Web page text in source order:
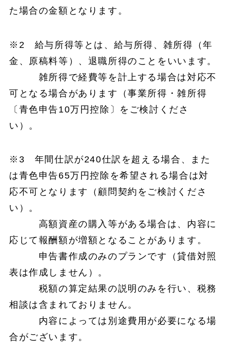
た場合の金額となります。
※2 給与所得等とは、給与所得、雑所得（年
金、原稿料等）、退職所得のことをいいます。
雑所得で経費等を計上する場合は対応不
可となる場合があります（事業所得・雑所得
〔青色申告10万円控除〕をご検討くださ
い）。
※3 年間仕訳が240仕訳を超える場合、また
は青色申告65万円控除を希望される場合は対
応不可となります（顧問契約をご検討くださ
い）。
高額資産の購入等がある場合は、内容に
応じて報酬額が増額となることがあります。
申告書作成のみのプランです（貸借対照
表は作成しません）。
税額の算定結果の説明のみを行い、税務
相談は含まれておりません。
内容によっては別途費用が必要になる場
合がございます。